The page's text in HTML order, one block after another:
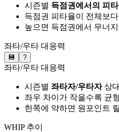
시즌별 득점권에서의 피
득점권 피타율이 전체보
높으면 득점권에서 무너
좌타/우타 대응력
💾 ?
좌타/우타 대응력
시즌별 좌타자/우타자상
좌우 차이가 작을수록 균
한쪽에 약하면 원포인트
WHIP 추이